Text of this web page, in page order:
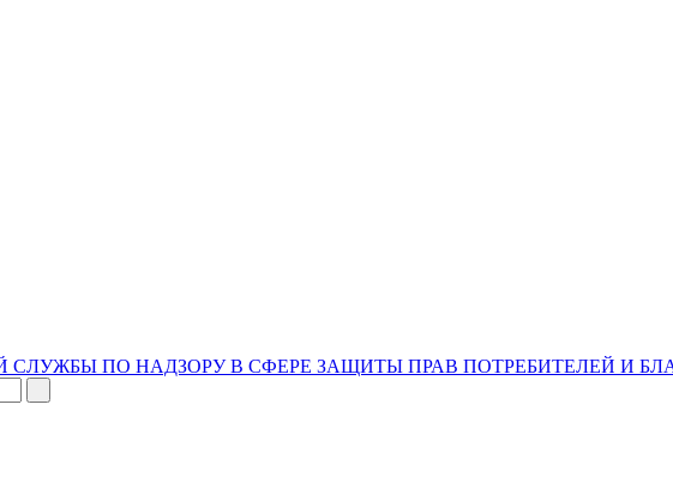
СЛУЖБЫ ПО НАДЗОРУ В СФЕРЕ ЗАЩИТЫ ПРАВ ПОТРЕБИТЕЛЕЙ И